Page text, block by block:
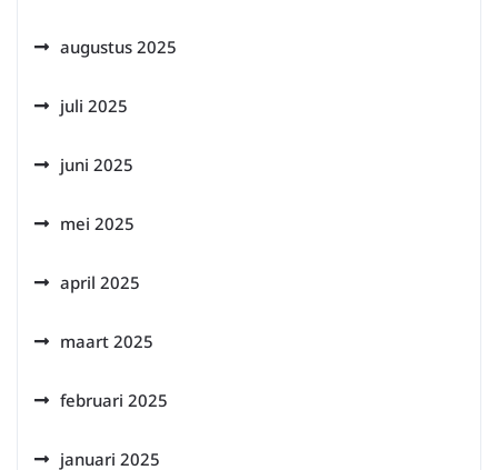
augustus 2025
juli 2025
juni 2025
mei 2025
april 2025
maart 2025
februari 2025
januari 2025